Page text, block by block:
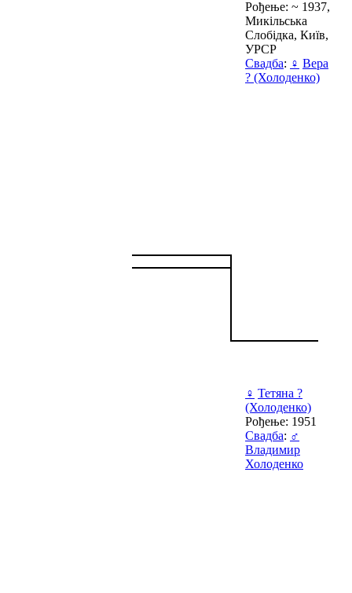
Рођење: ~ 1937,
Микільська
Слобідка, Київ,
УРСР
Свадба: ♀ Вера
? (Холоденко)
♀ Тетяна ?
(Холоденко)
Рођење: 1951
Свадба: ♂
Владимир
Холоденко